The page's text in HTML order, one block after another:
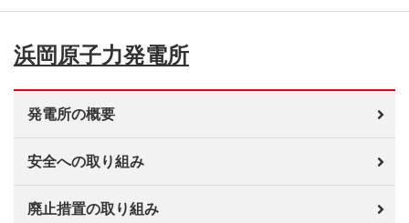
浜岡原子力発電所
発電所の概要
安全への取り組み
廃止措置の取り組み